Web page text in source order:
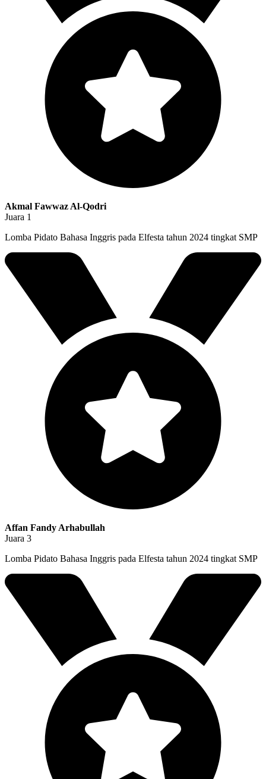
Akmal Fawwaz Al-Qodri
Juara 1
Lomba Pidato Bahasa Inggris pada Elfesta tahun 2024 tingkat SMP
Affan Fandy Arhabullah
Juara 3
Lomba Pidato Bahasa Inggris pada Elfesta tahun 2024 tingkat SMP